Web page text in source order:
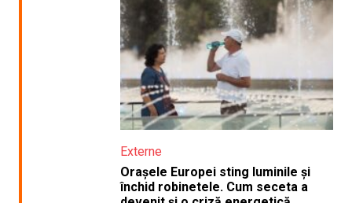
Externe
Orașele Europei sting luminile și
închid robinetele. Cum seceta a